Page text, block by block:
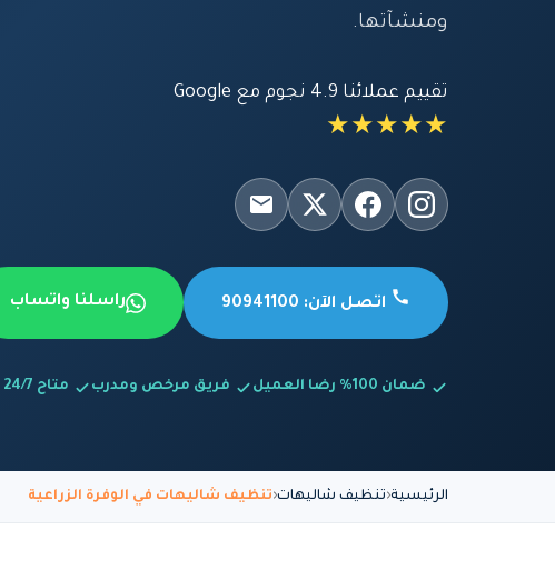
ومنشآتها.
تقييم عملائنا 4.9 نجوم مع Google
★★★★★
اتصل الآن: 90941100 راسلنا واتساب
ضمان 100% رضا العميل فريق مرخص ومدرب متاح 24/7
الرئيسية تنظيف شاليهات تنظيف شاليهات في الوفرة الزراعية